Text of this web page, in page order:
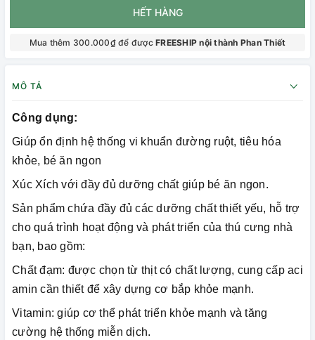
HẾT HÀNG
Mua thêm 300.000₫ để đượcFREESHIP nội thành Phan Thiết
MÔ TẢ
Công dụng:
Giúp ổn định hệ thống vi khuẩn đường ruột, tiêu hóa
khỏe, bé ăn ngon
Xúc Xích với đầy đủ dưỡng chất giúp bé ăn ngon.
Sản phẩm chứa đầy đủ các dưỡng chất thiết yếu, hỗ trợ
cho quá trình hoạt động và phát triển của thú cưng nhà
bạn, bao gồm:
Chất đạm: được chọn từ thịt có chất lượng, cung cấp aci
amin cần thiết để xây dựng cơ bắp khỏe mạnh.
Vitamin: giúp cơ thể phát triển khỏe mạnh và tăng
cường hệ thống miễn dịch.